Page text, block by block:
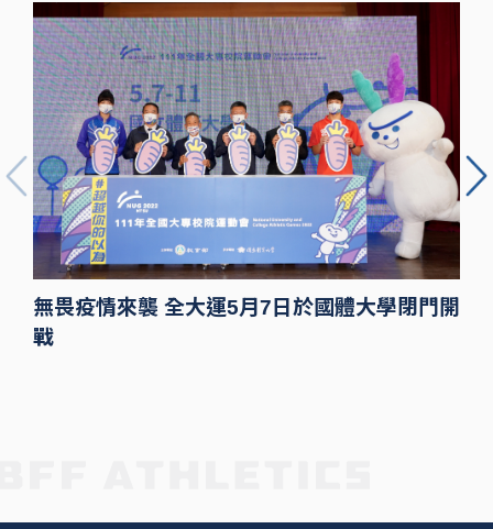
無畏疫情來襲 全大運5月7日於國體大學閉門開
戰